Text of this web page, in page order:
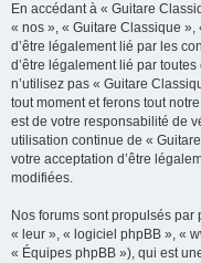
En accédant à « Guitare
« nos », « Guitare Classique
d’être légalement lié par les
d’être légalement lié par
n’utilisez pas « Guitare
tout moment et ferons tout
est de votre responsabilité de
utilisation continue de «
votre acceptation d’être
modifiées.
Nos forums sont propulsés
« leur », « logiciel phpBB », «
« Équipes phpBB »), qui est